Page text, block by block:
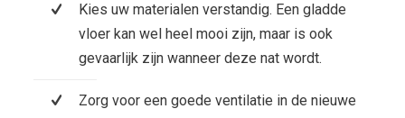
Kies uw materialen verstandig. Een gladde
vloer kan wel heel mooi zijn, maar is ook
gevaarlijk zijn wanneer deze nat wordt.
Zorg voor een goede ventilatie in de nieuwe